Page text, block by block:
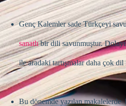
Genç Kalemler sade Türkçeyi
sanatlıbir dili savunmuştur.
ile aradaki tartışmalar daha çok
Bu dönemde yazılan makalelerde